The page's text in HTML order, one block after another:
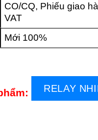
CO/CQ, Phiếu giao
VAT
Mới 100%
RELAY